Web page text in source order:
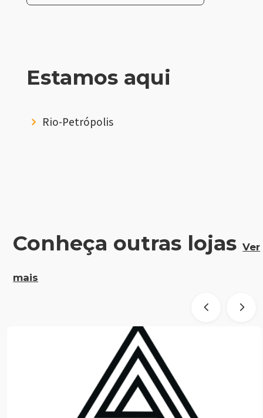
Estamos aqui
5 Rio-Petrópolis
Conheça outras lojasVer
mais